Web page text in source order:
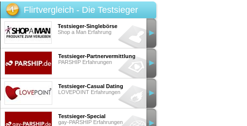
Flirtvergleich - Die Testsieger
Testsieger-Singlebörse
Shop a Man Erfahrung
Testsieger-Partnervermittlung
PARSHIP Erfahrungen
Testsieger-Casual Dating
LOVEPOINT Erfahrungen
Testsieger-Special
gay-PARSHIP Erfahrungen